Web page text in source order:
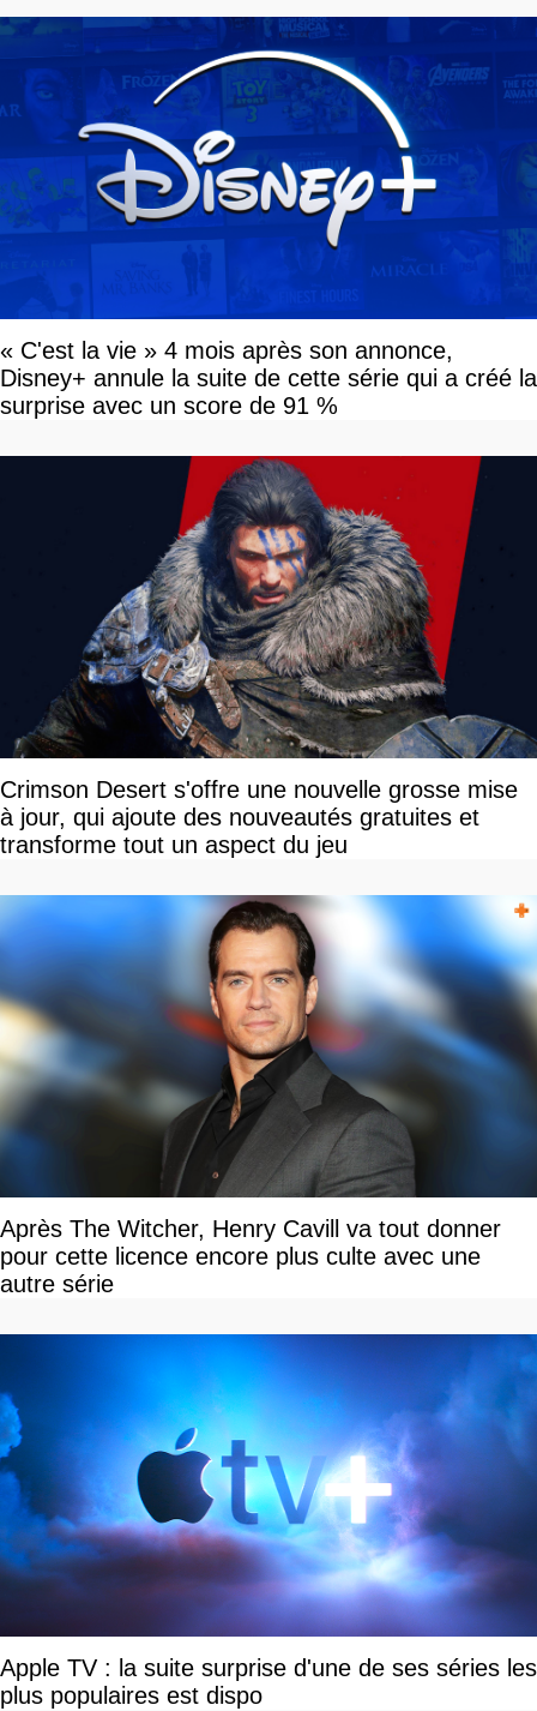
« C'est la vie » 4 mois après son annonce,
Disney+ annule la suite de cette série qui a créé la
surprise avec un score de 91 %
Crimson Desert s'offre une nouvelle grosse mise
à jour, qui ajoute des nouveautés gratuites et
transforme tout un aspect du jeu
Après The Witcher, Henry Cavill va tout donner
pour cette licence encore plus culte avec une
autre série
Apple TV : la suite surprise d'une de ses séries les
plus populaires est dispo